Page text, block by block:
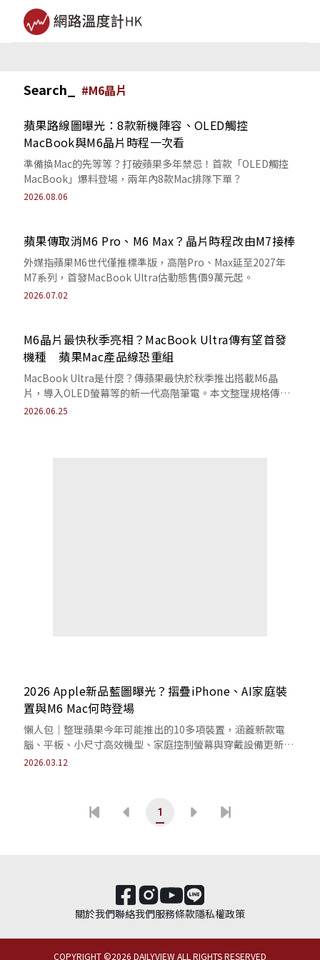
Search_ #M6晶片
蘋果路線圖曝光：8款新機陣容、OLED觸控
MacBook與M6晶片時程一次看
準備換Mac的先等等？打破蘋果多年禁忌！首款「OLED觸控
MacBook」爆料登場，兩年內8款Mac排隊下單？
2026.08.06
蘋果傳取消M6 Pro、M6 Max？晶片時程改由M7接棒
外媒指蘋果M6世代僅推標準版，高階Pro、Max延至2027年
M7系列，首發MacBook Ultra估動態售價9萬元起。
2026.07.02
M6晶片最快秋季亮相？MacBook Ultra傳有望首發
機種 蘋果Mac產品線恐重組
MacBook Ultra是什麼？傳蘋果最快於秋季推出搭載M6晶
片，導入OLED螢幕等的新一代高階筆電。本文整理規格傳
聞、產品線的可能影響。
2026.06.25
2026 Apple新品藍圖曝光？摺疊iPhone、AI家庭裝
置與M6 Mac何時登場
懶人包｜整理蘋果今年可能推出的10多項裝置，涵蓋新款電
腦、平板、小尺寸高效機型、家庭控制螢幕與穿戴設備更新，
並解析AI生態布局與產品節奏變化。
2026.03.12
1
關於我們聯絡我們服務條款隱私權政策
COPYRIGHT ©2026 DAILYVIEW ALL RIGHTS RESERVED